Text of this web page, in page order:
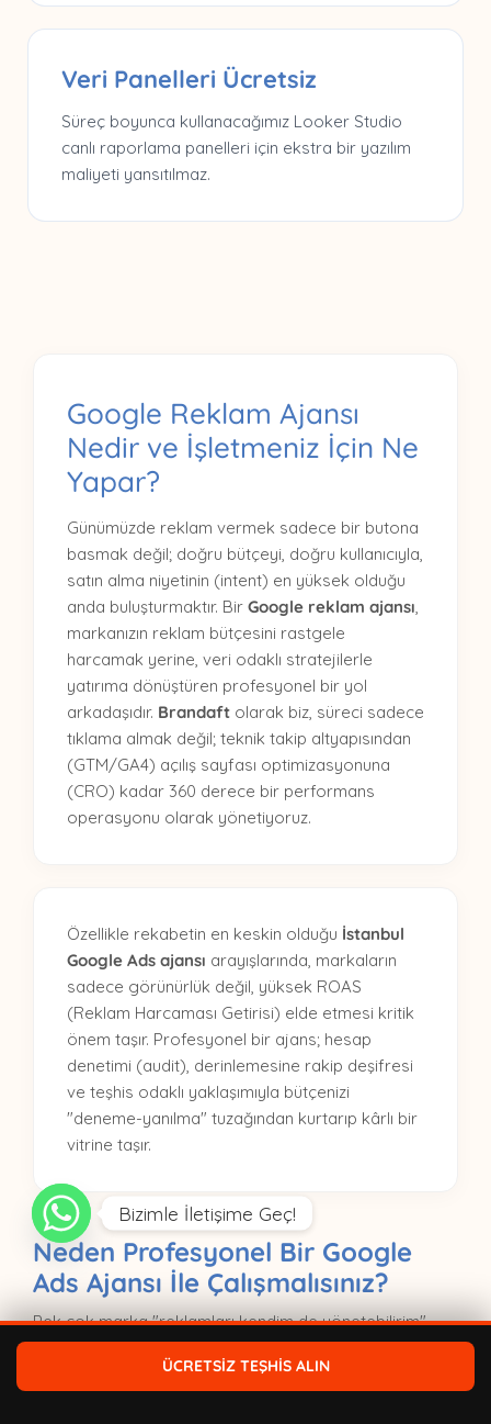
Veri Panelleri Ücretsiz
Süreç boyunca kullanacağımız Looker Studio
canlı raporlama panelleri için ekstra bir yazılım
maliyeti yansıtılmaz.
Google Reklam Ajansı
Nedir ve İşletmeniz İçin Ne
Yapar?
Günümüzde reklam vermek sadece bir butona
basmak değil; doğru bütçeyi, doğru kullanıcıyla,
satın alma niyetinin (intent) en yüksek olduğu
anda buluşturmaktır. Bir Google reklam ajansı,
markanızın reklam bütçesini rastgele
harcamak yerine, veri odaklı stratejilerle
yatırıma dönüştüren profesyonel bir yol
arkadaşıdır. Brandaft olarak biz, süreci sadece
tıklama almak değil; teknik takip altyapısından
(GTM/GA4) açılış sayfası optimizasyonuna
(CRO) kadar 360 derece bir performans
operasyonu olarak yönetiyoruz.
Özellikle rekabetin en keskin olduğu İstanbul
Google Ads ajansı arayışlarında, markaların
sadece görünürlük değil, yüksek ROAS
(Reklam Harcaması Getirisi) elde etmesi kritik
önem taşır. Profesyonel bir ajans; hesap
denetimi (audit), derinlemesine rakip deşifresi
ve teşhis odaklı yaklaşımıyla bütçenizi
"deneme-yanılma" tuzağından kurtarıp kârlı bir
vitrine taşır.
Neden Profesyonel Bir Google
Ads Ajansı İle Çalışmalısınız?
Pek çok marka "reklamları kendim de yönetebilirim"
diyerek yola çıksa da, karmaşık algoritma yapıları ve
bütçe sızıntıları nedeniyle kısa sürede tıkanabiliyor. İşte
ÜCRETSİZ TEŞHİS ALIN
Bizimle İletişime Geç!